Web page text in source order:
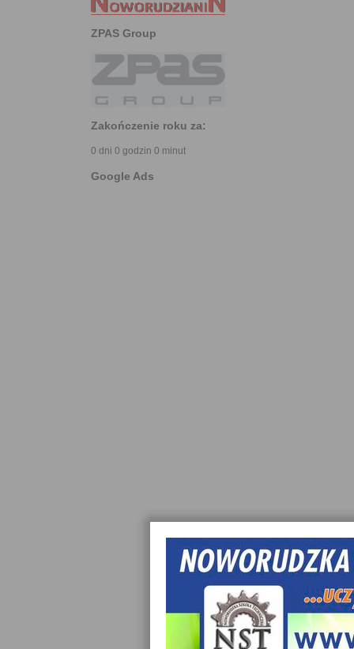
ZPAS Group
Zakończenie roku za:
0 dni 0 godzin 0 minut
Google Ads